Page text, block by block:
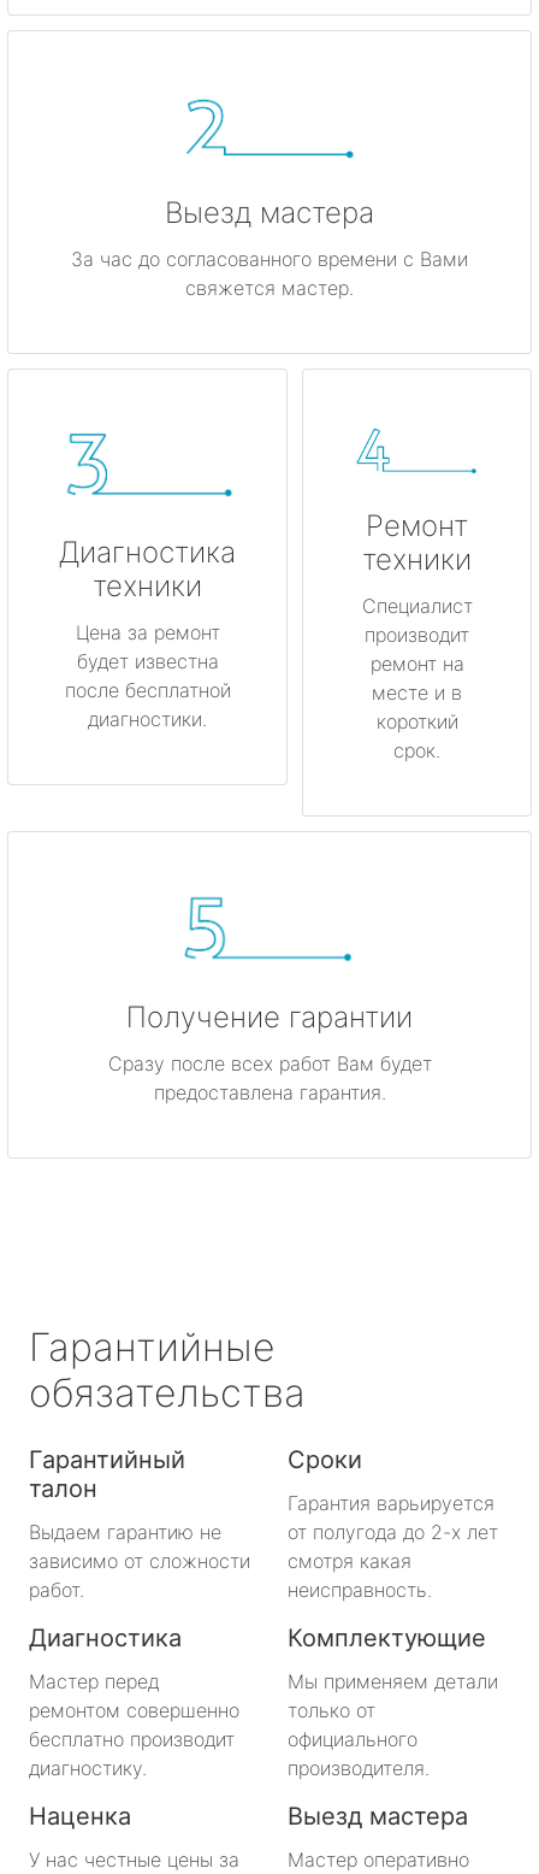
Выезд мастера
За час до согласованного времени с Вами
свяжется мастер.
Диагностика
техники
Цена за ремонт
будет известна
после бесплатной
диагностики.
Ремонт
техники
Специалист
производит
ремонт на
месте и в
короткий
срок.
Получение гарантии
Сразу после всех работ Вам будет
предоставлена гарантия.
Гарантийные
обязательства
Гарантийный
талон
Выдаем гарантию не
зависимо от сложности
работ.
Сроки
Гарантия варьируется
от полугода до 2-х лет
смотря какая
неисправность.
Диагностика
Мастер перед
ремонтом совершенно
бесплатно производит
диагностику.
Комплектующие
Мы применяем детали
только от
официального
производителя.
Наценка
У нас честные цены за
Выезд мастера
Мастер оперативно